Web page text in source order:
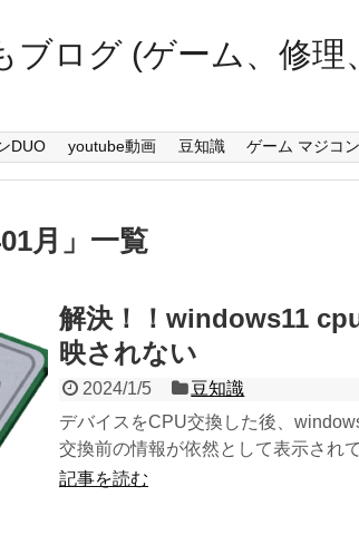
ブログ (ゲーム、修理
DUO youtube動画 豆知識 ゲーム マジコン
月 」 一覧
解決！！windows11
映されない
2024/1/5
豆知識
デバイスをCPU交換した後、
交換前の情報が依然として表示され
記事を読む